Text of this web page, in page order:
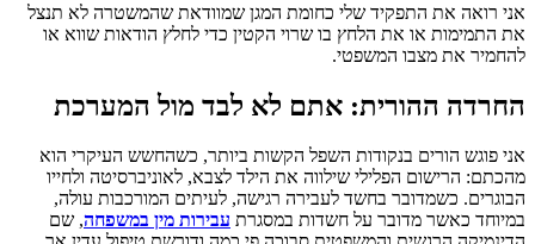
אני רואה את התפקיד שלי כחומת המגן שמוודאת שהמשטרה לא תנצל
את התמימות או את הלחץ בו שרוי הקטין כדי לחלץ הודאות שווא או
להחמיר את מצבו המשפטי.
החרדה ההורית: אתם לא לבד מול המערכת
אני פוגש הורים בנקודות השפל הקשות ביותר, כשהחשש העיקרי הוא
מהכתם: הרישום הפלילי שילווה את הילד לצבא, לאוניברסיטה ולחייו
הבוגרים. כשמדובר בחשד לעבירה רגישה, לעיתים המורכבות עולה,
במיוחד כאשר מדובר על חשדות במסגרת עבירות מין במשפחה, שם